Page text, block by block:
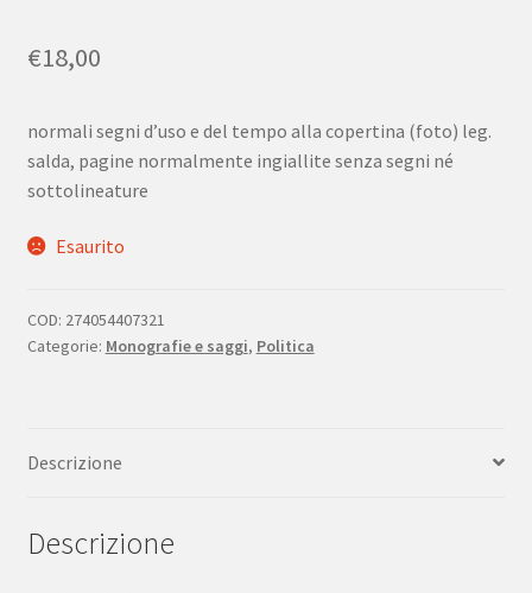
€18,00
normali segni d’uso e del tempo alla copertina (foto) leg.
salda, pagine normalmente ingiallite senza segni né
sottolineature
Esaurito
COD: 274054407321
Categorie: Monografie e saggi, Politica
Descrizione
Descrizione